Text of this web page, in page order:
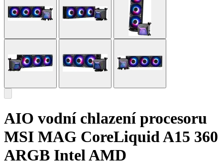
AIO vodní chlazení procesoru
MSI MAG CoreLiquid A15 360
ARGB Intel AMD